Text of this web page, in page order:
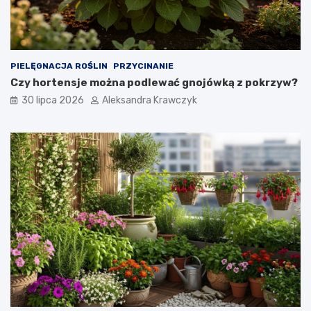
PIELĘGNACJA ROŚLIN PRZYCINANIE
Czy hortensje można podlewać gnojówką z pokrzyw?
30 lipca 2026 Aleksandra Krawczyk